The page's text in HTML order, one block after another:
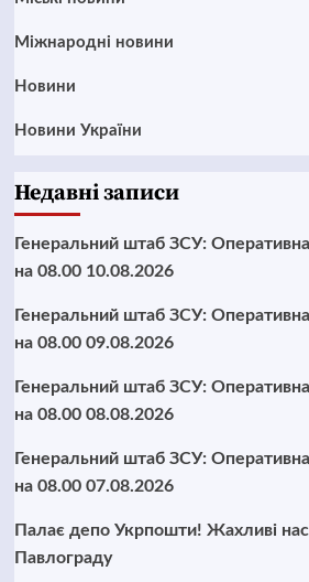
Міжнародні новини
Новини
Новини України
Недавні записи
Генеральний штаб ЗСУ:
на 08.00 10.08.2026
Генеральний штаб ЗСУ:
на 08.00 09.08.2026
Генеральний штаб ЗСУ:
на 08.00 08.08.2026
Генеральний штаб ЗСУ:
на 08.00 07.08.2026
Палає депо Укрпошти! Жахливі
Павлограду